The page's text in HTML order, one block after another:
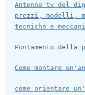
Antenne tv del
prezzi, modelli,
tecniche e
Puntamento della
Come montare
come orientare